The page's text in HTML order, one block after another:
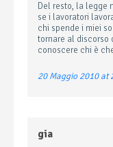
Del resto, la legge
se i lavoratori
chi spende i miei
tornare al discorso
conoscere chi è
20 Maggio 2010 at
gia